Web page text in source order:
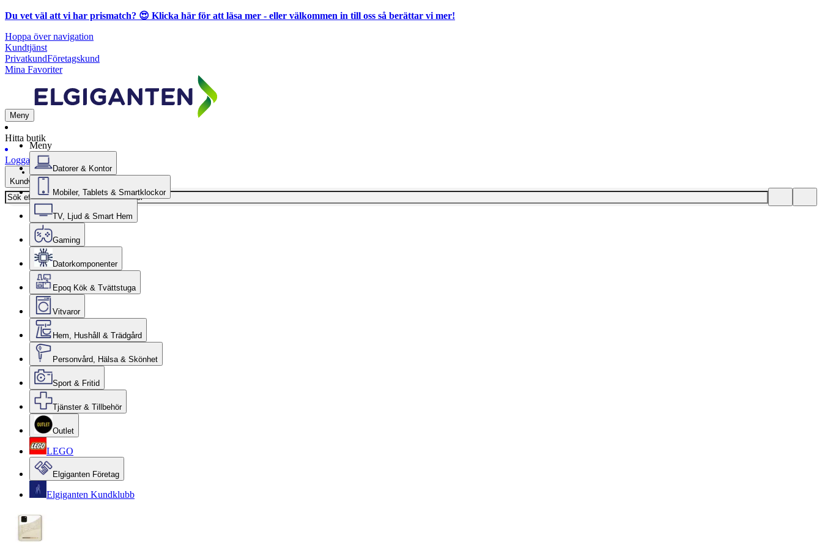
Du vet väl att vi har prismatch? 😍 Klicka här för att läsa mer - eller välkommen in till oss så berättar vi mer!
Hoppa över navigation
Kundtjänst
PrivatkundFöretagskund
Mina Favoriter
Meny
Hitta butik
Logga in
Kundvagn
Meny
Datorer & Kontor
Mobiler, Tablets & Smartklockor
TV, Ljud & Smart Hem
Gaming
Datorkomponenter
Epoq Kök & Tvättstuga
Vitvaror
Hem, Hushåll & Trädgård
Personvård, Hälsa & Skönhet
Sport & Fritid
Tjänster & Tillbehör
Outlet
LEGO
Elgiganten Företag
Elgiganten Kundklubb